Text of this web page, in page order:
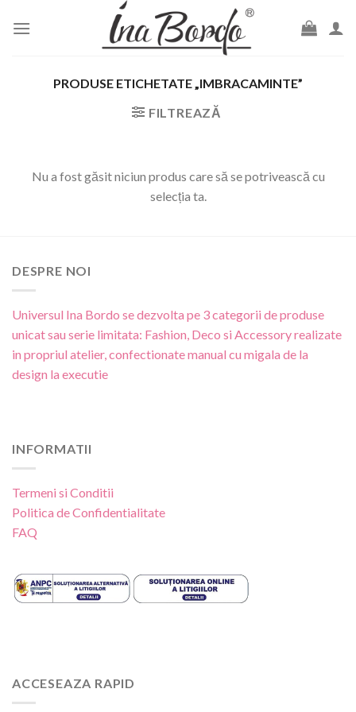
PRODUSE ETICHETATE „IMBRACAMINTE”
FILTREAZĂ
Nu a fost găsit niciun produs care să se potrivească cu
selecția ta.
DESPRE NOI
Universul Ina Bordo se dezvolta pe 3 categorii de produse
unicat sau serie limitata: Fashion, Deco si Accessory realizate
in propriul atelier, confectionate manual cu migala de la
design la executie
INFORMATII
Termeni si Conditii
Politica de Confidentialitate
FAQ
ACCESEAZA RAPID